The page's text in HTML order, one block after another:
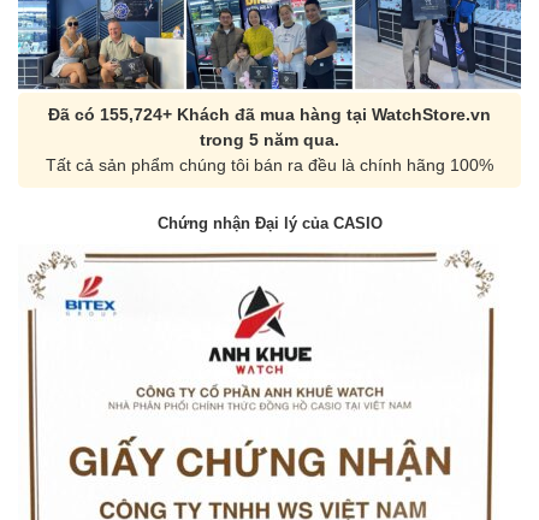
Đã có 155,724+ Khách đã mua hàng tại WatchStore.vn
trong 5 năm qua.
Tất cả sản phẩm chúng tôi bán ra đều là chính hãng 100%
Chứng nhận Đại lý của CASIO